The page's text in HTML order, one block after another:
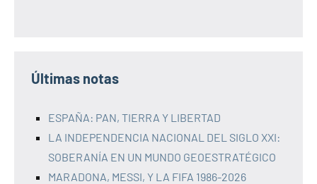
Últimas notas
ESPAÑA: PAN, TIERRA Y LIBERTAD
LA INDEPENDENCIA NACIONAL DEL SIGLO XXI:
SOBERANÍA EN UN MUNDO GEOESTRATÉGICO
MARADONA, MESSI, Y LA FIFA 1986-2026